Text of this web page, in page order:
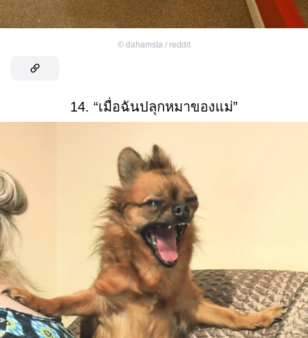
© dahamsta / reddit
14. “เมื่อฉันปลุกหมาของแม่”